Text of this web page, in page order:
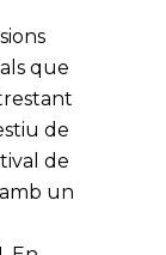
que
de
de
un